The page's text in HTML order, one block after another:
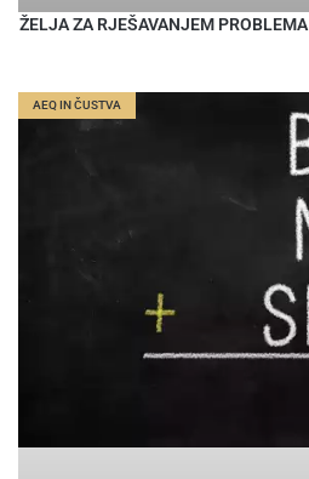
ŽELJA ZA RJEŠAVANJEM PROBLEMA
AEQ IN ČUSTVA